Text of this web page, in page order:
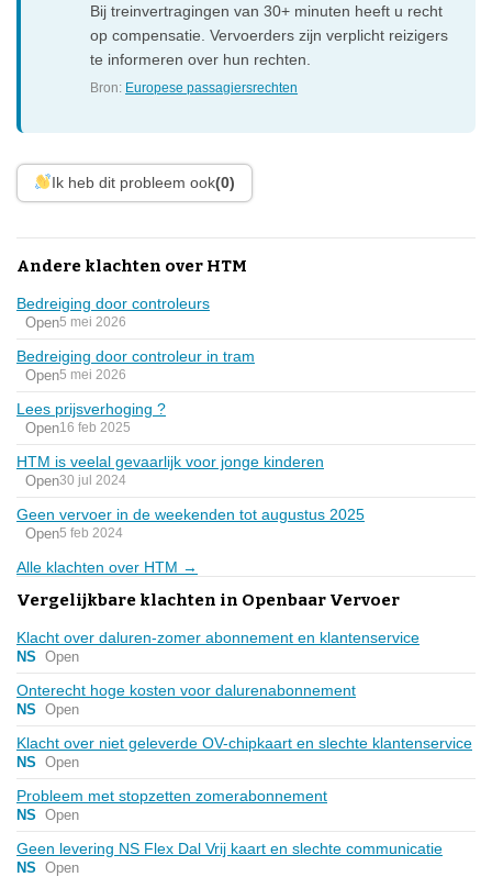
Bij treinvertragingen van 30+ minuten heeft u recht
op compensatie. Vervoerders zijn verplicht reizigers
te informeren over hun rechten.
Bron: Europese passagiersrechten
Ik heb dit probleem ook(0)
Andere klachten over HTM
Bedreiging door controleurs
Open5 mei 2026
Bedreiging door controleur in tram
Open5 mei 2026
Lees prijsverhoging ?
Open16 feb 2025
HTM is veelal gevaarlijk voor jonge kinderen
Open30 jul 2024
Geen vervoer in de weekenden tot augustus 2025
Open5 feb 2024
Alle klachten over HTM →
Vergelijkbare klachten in Openbaar Vervoer
Klacht over daluren-zomer abonnement en klantenservice
NS Open
Onterecht hoge kosten voor dalurenabonnement
NS Open
Klacht over niet geleverde OV-chipkaart en slechte klantenservice
NS Open
Probleem met stopzetten zomerabonnement
NS Open
Geen levering NS Flex Dal Vrij kaart en slechte communicatie
NS Open